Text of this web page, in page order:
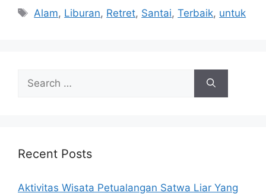
Tags
Alam, Liburan, Retret, Santai,Terbaik, untuk
for:
Recent Posts
Aktivitas Wisata Petualangan Satwa Liar Yang